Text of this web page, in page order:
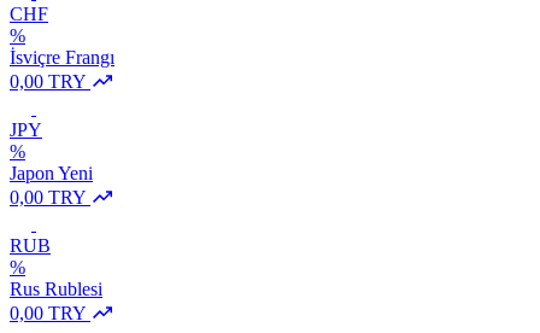
CHF
%
İsviçre Frangı
0,00 TRY
JPY
%
Japon Yeni
0,00 TRY
RUB
%
Rus Rublesi
0,00 TRY